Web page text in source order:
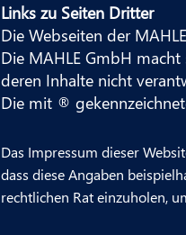
Links zu Seiten Dritter
Die Webseiten der
Die MAHLE GmbH
deren Inhalte nicht
Die mit ®
Das Impressum dieser
dass diese Angaben
rechtlichen Rat einzuholen,